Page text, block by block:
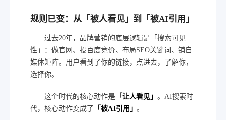
规则已变：从「被人看见」到「被AI引用」
过去20年，品牌营销的底层逻辑是「搜索可见
性」：做官网、投百度竞价、布局SEO关键词、铺自
媒体矩阵。用户看到了你的链接，点进去，了解你，
选择你。
这个时代的核心动作是 「让人看见」 。AI搜索时
代，核心动作变成了
「被AI引用」 。